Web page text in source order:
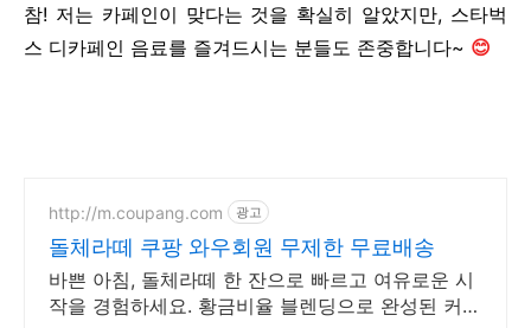
참! 저는 카페인이 맞다는 것을 확실히 알았지만, 스타벅
스 디카페인 음료를 즐겨드시는 분들도 존중합니다~ 😊
http://m.coupang.com 광고
돌체라떼 쿠팡 와우회원 무제한 무료배송
바쁜 아침, 돌체라떼 한 잔으로 빠르고 여유로운 시
작을 경험하세요. 황금비율 블렌딩으로 완성된 커피